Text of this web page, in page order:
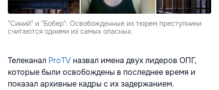
"Синий" и "Бобер": Освобожденные из тюрем преступники
считаются одними из самых опасных.
Телеканал ProTV назвал имена двух лидеров ОПГ,
которые были освобождены в последнее время и
показал архивные кадры с их задержанием.